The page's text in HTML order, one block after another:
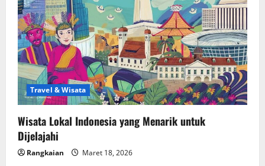
Travel & Wisata
Wisata Lokal Indonesia yang Menarik untuk
Dijelajahi
Rangkaian Maret 18, 2026